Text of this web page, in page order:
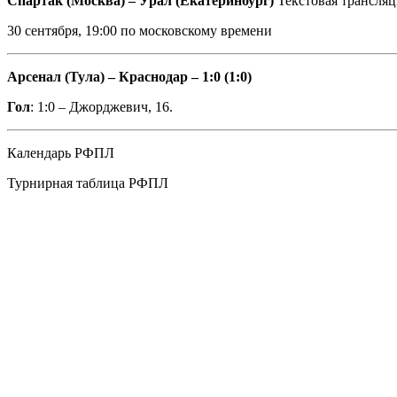
30 сентября, 19:00 по московскому времени
Арсенал (Тула) – Краснодар – 1:0 (1:0)
Гол: 1:0 – Джорджевич, 16.
Календарь РФПЛ
Турнирная таблица РФПЛ